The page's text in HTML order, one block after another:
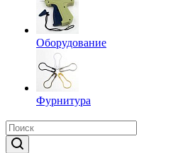
Оборудование
Фурнитура